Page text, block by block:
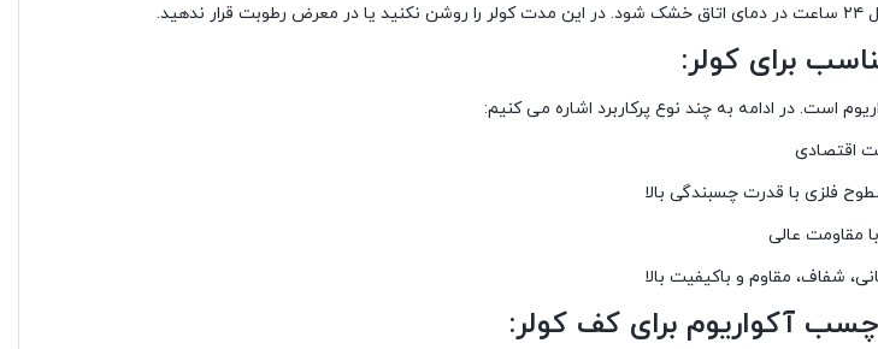
رطوبت قرار ندهید.
برای کولر:
است. در ادامه به چند نوع پرکاربرد اشاره می کنیم:
اقتصادی
فلزی با قدرت چسبندگی بالا
با مقاومت عالی
شفاف، مقاوم و باکیفیت بالا
آکواریوم برای کف کولر: